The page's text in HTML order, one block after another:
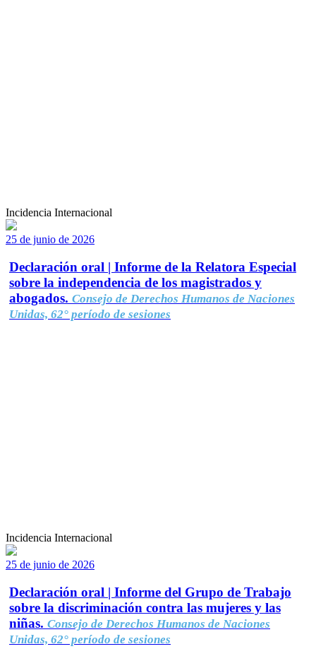
Incidencia Internacional
25 de junio de 2026
Declaración oral | Informe de la Relatora Especial
sobre la independencia de los magistrados y
abogados. Consejo de Derechos Humanos de Naciones
Unidas, 62° período de sesiones
Incidencia Internacional
25 de junio de 2026
Declaración oral | Informe del Grupo de Trabajo
sobre la discriminación contra las mujeres y las
niñas. Consejo de Derechos Humanos de Naciones
Unidas, 62° período de sesiones